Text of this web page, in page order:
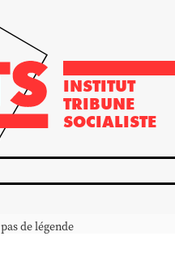
INSTITUT
TRIBUNE
SOCIALISTE
pas de légende